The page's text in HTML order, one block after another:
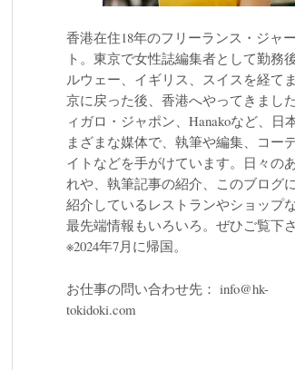
香港在住18年のフリーランス・ジャ
ト。東京で女性誌編集者として勤務
ルウェー、イギリス、スイスを経て
京に戻った後、香港へやってきまし
ィガロ・ジャポン、Hanakoなど、日
まざまな媒体で、執筆や編集、コー
イトなどを手がけています。日々の
れや、執筆記事の紹介、このブログ
紹介しているレストランやショップ
最先端情報もいろいろ。ぜひご覧下
※2024年7月に帰国。
お仕事の問い合わせ先： info@hk-
tokidoki.com